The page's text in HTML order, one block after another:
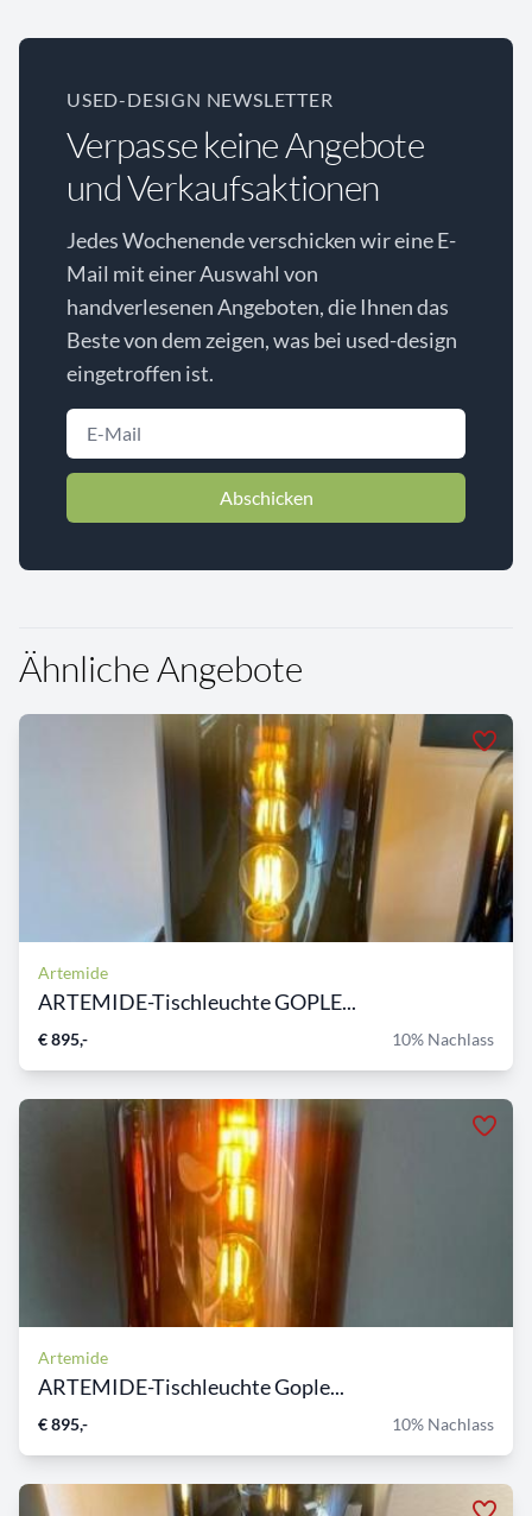
USED-DESIGN NEWSLETTER
Verpasse keine Angebote
und Verkaufsaktionen
Jedes Wochenende verschicken wir eine E-
Mail mit einer Auswahl von
handverlesenen Angeboten, die Ihnen das
Beste von dem zeigen, was bei used-design
eingetroffen ist.
Abschicken
Ähnliche Angebote
Artemide
ARTEMIDE-Tischleuchte GOPLE...
€ 895,- 10% Nachlass
Artemide
ARTEMIDE-Tischleuchte Gople...
€ 895,- 10% Nachlass